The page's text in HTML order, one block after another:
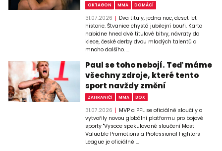
OKTAGON MMA DOMÁCÍ
31.07.2026
Dva tituly, jedna noc, deset let
historie. Štvanice chystá jubilejní bouři. Karta
nabídne hned dvě titulové bitvy, návraty do
klece, české derby dvou mladých talentů a
mnoho dalšího. ...
Paul se toho nebojí. Teď máme
všechny zdroje, které tento
sport navždy změní
ZAHRANIČÍ MMA BOX
31.07.2026
MVP a PFL se oficiálně sloučily a
vytvořily novou globální platformu pro bojové
sporty "Vysoce spekulované sloučení Most
Valuable Promotions a Professional Fighters
League je oficiálně ...